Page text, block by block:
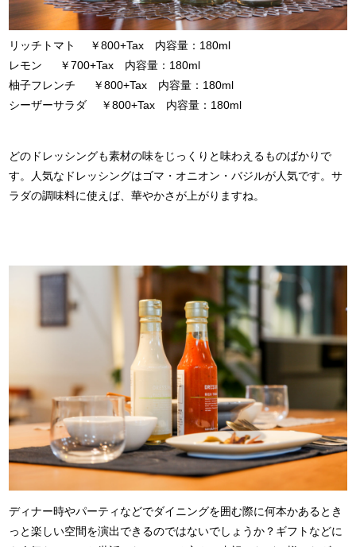
リッチトマト ￥800+Tax 内容量：180ml
レモン ￥700+Tax 内容量：180ml
柚子フレンチ ￥800+Tax 内容量：180ml
シーザーサラダ ￥800+Tax 内容量：180ml
どのドレッシングも素材の味をじっくりと味わえるものばかりで
す。人気なドレッシングはゴマ・オニオン・バジルが人気です。サ
ラダの調味料に使えば、華やかさが上がりますね。
ディナー時やパーティなどでダイニングを囲む際に何本かあるとき
っと楽しい空間を演出できるのではないでしょうか？ギフトなどに